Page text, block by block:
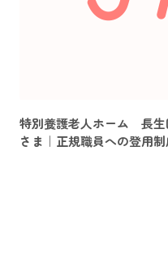
特別養護老人ホーム 長
さま｜正規職員への登用